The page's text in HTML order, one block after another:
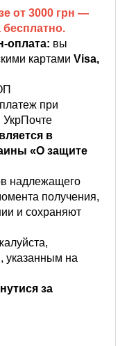
от 3000 грн —
бесплатно.
оплата: вы
картами Visa,
при
в
«О защите
надлежащего
получения,
и сохраняют
указанным на
за